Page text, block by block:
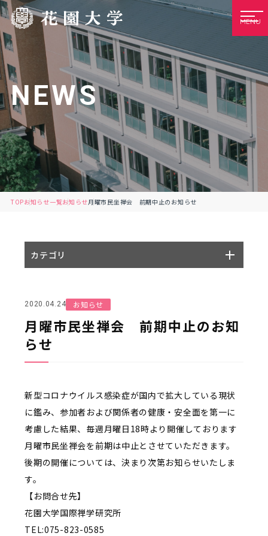
MENU
NEWS
TOPお知らせ一覧お知らせ月曜市民坐禅会 前期中止のお知らせ
2020.04.24 お知らせ
月曜市民坐禅会 前期中止のお知
らせ
新型コロナウイルス感染症が国内で拡大している現状
に鑑み、参加者および関係者の健康・安全面を第一に
考慮した結果、毎週月曜日18時より開催しております
月曜市民坐禅会を前期は中止とさせていただきます。
後期の開催については、決まり次第お知らせいたしま
す。
【お問合せ先】
花園大学国際禅学研究所
TEL:075-823-0585
カテゴリ